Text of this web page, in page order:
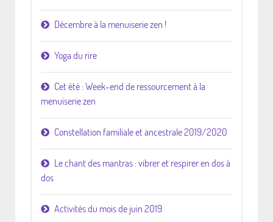
Décembre à la menuiserie zen !
Yoga du rire
Cet été : Week-end de ressourcement à la
menuiserie zen
Constellation familiale et ancestrale 2019/2020
Le chant des mantras : vibrer et respirer en dos à
dos
Activités du mois de juin 2019